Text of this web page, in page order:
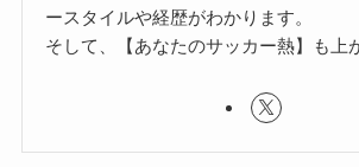
ースタイルや経歴がわかります。
そして、【あなたのサッカー熱】も上